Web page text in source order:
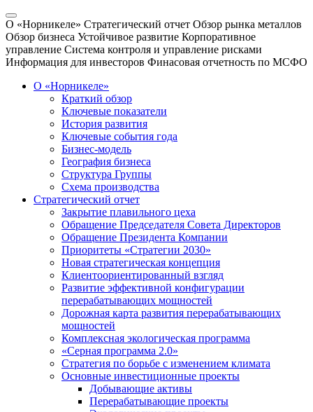
О «Норникеле» Стратегический отчет Обзор рынка металлов
Обзор бизнеса Устойчивое развитие Корпоративное
управление Система контроля и управление рисками
Информация для инвесторов Финасовая отчетность по МСФО
О «Норникеле»
Краткий обзор
Ключевые показатели
История развития
Ключевые события года
Бизнес-модель
География бизнеса
Структура Группы
Схема производства
Стратегический отчет
Закрытие плавильного цеха
Обращение Председателя Совета Директоров
Обращение Президента Компании
Приоритеты «Стратегии 2030»
Новая стратегическая концепция
Клиентоориентированный взгляд
Развитие эффективной конфигурации
перерабатывающих мощностей
Дорожная карта развития перерабатывающих
мощностей
Комплексная экологическая программа
«Серная программа 2.0»
Стратегия по борьбе с изменением климата
Основные инвестиционные проекты
Добывающие активы
Перерабатывающие проекты